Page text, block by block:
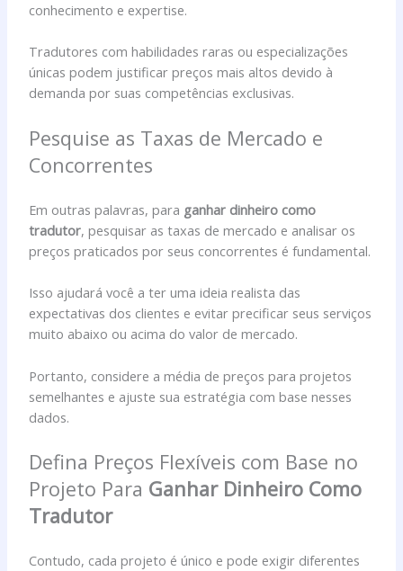
conhecimento e expertise.
Tradutores com habilidades raras ou especializações
únicas podem justificar preços mais altos devido à
demanda por suas competências exclusivas.
Pesquise as Taxas de Mercado e
Concorrentes
Em outras palavras, para ganhar dinheiro como
tradutor, pesquisar as taxas de mercado e analisar os
preços praticados por seus concorrentes é fundamental.
Isso ajudará você a ter uma ideia realista das
expectativas dos clientes e evitar precificar seus serviços
muito abaixo ou acima do valor de mercado.
Portanto, considere a média de preços para projetos
semelhantes e ajuste sua estratégia com base nesses
dados.
Defina Preços Flexíveis com Base no
Projeto Para Ganhar Dinheiro Como
Tradutor
Contudo, cada projeto é único e pode exigir diferentes